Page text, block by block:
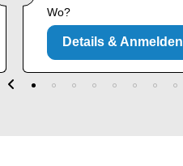
Wo?
Details & Anmelden